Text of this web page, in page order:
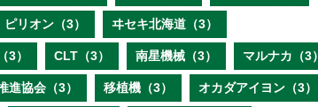
ピリオン（3） ヰセキ北海道（3）
3） CLT（3） 南星機械（3） マルナカ（3）
進協会（3） 移植機（3） オカダアイヨン（3）